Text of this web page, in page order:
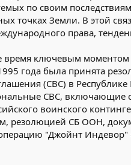
по своим
точках Земли. В этой
права,
время ключевым
года была принята
(СВС) в
СВС, включающие
воинского
резолюцией СБ ООН,
"Джойнт Индевор"